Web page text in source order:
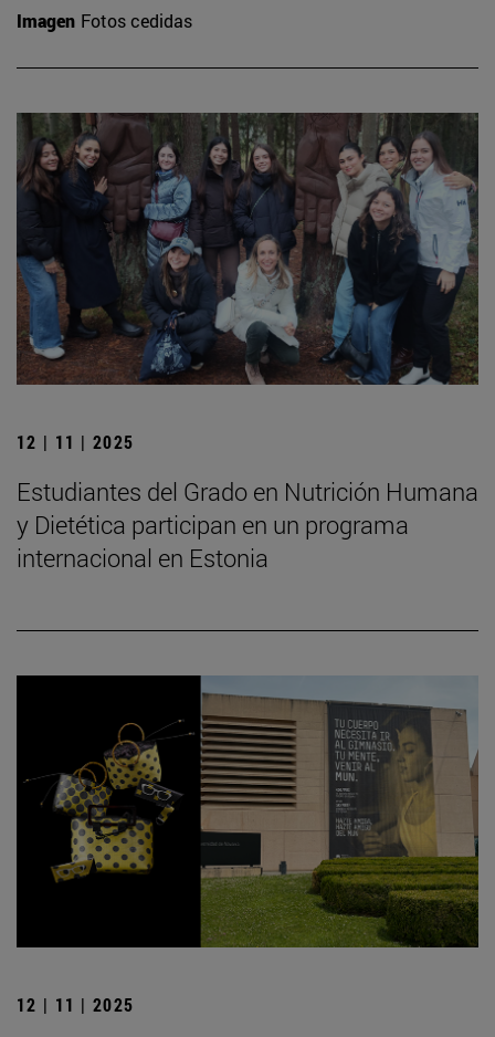
Imagen Fotos cedidas
12 | 11 | 2025
Estudiantes del Grado en Nutrición Humana
y Dietética participan en un programa
internacional en Estonia
12 | 11 | 2025